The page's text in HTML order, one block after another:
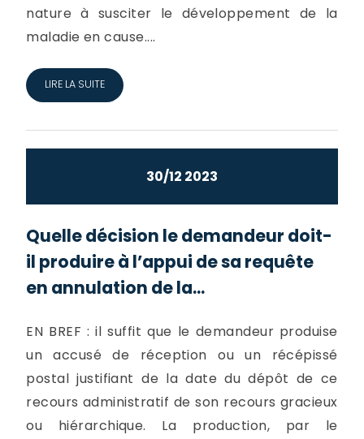
nature à susciter le développement de la
maladie en cause....
LIRE LA SUITE
30/12 2023
Quelle décision le demandeur doit-
il produire à l’appui de sa requête
en annulation de la...
EN BREF : il suffit que le demandeur produise
un accusé de réception ou un récépissé
postal justifiant de la date du dépôt de ce
recours administratif de son recours gracieux
ou hiérarchique. La production, par le